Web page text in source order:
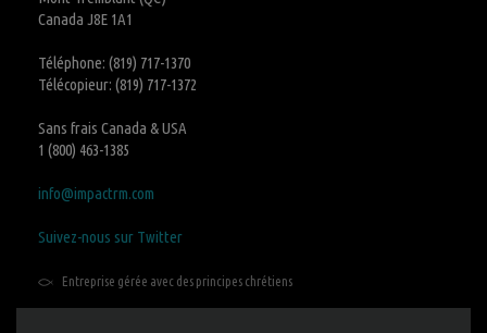
Canada J8E 1A1
Téléphone: (819) 717-1370
Télécopieur: (819) 717-1372
Sans frais Canada & USA
1 (800) 463-1385
info@impactrm.com
Suivez-nous sur Twitter
Entreprise gérée avec des principes chrétiens